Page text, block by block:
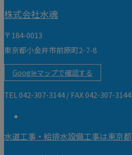
株式会社水魂
〒184-0013
東京都小金井市前原町2-7-8
Googleマップで確認する
TEL 042-307-3144 / FAX 042-307-3144
水道工事・給排水設備工事は東京